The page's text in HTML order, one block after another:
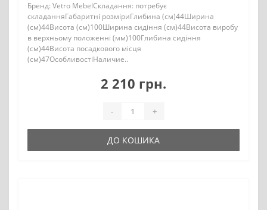
Бренд: Vetro MebelСкладання: потребує
складанняГабаритні розміриГлибина (см)44Ширина
(см)44Висота (см)100Ширина сидіння (см)44Висота виробу
в верхньому положенні (мм)100Глибина сидіння
(см)44Висота посадкового місця
(см)47ОсобливостіНаличие..
2 210 грн.
- +
ДО КОШИКА